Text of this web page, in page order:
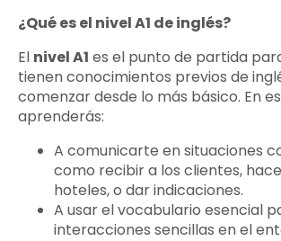
¿Qué es el nivel A1 de inglés?
El nivel A1 es el punto de partida
tienen conocimientos previos de
comenzar desde lo más básico. En
aprenderás:
A comunicarte en situaciones
como recibir a los clientes,
hoteles, o dar indicaciones.
A usar el vocabulario esencial
interacciones sencillas en el